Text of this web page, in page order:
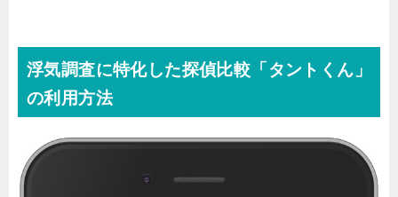
浮気調査に特化した探偵比較「タントくん」
の利用方法